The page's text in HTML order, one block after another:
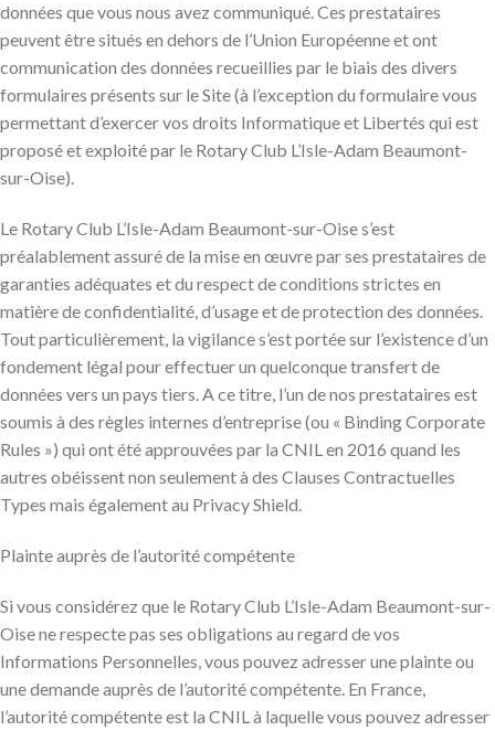
données que vous nous avez communiqué. Ces prestataires
peuvent être situés en dehors de l’Union Européenne et ont
communication des données recueillies par le biais des divers
formulaires présents sur le Site (à l’exception du formulaire vous
permettant d’exercer vos droits Informatique et Libertés qui est
proposé et exploité par le Rotary Club L’Isle-Adam Beaumont-
sur-Oise).
Le Rotary Club L’Isle-Adam Beaumont-sur-Oise s’est
préalablement assuré de la mise en œuvre par ses prestataires de
garanties adéquates et du respect de conditions strictes en
matière de confidentialité, d’usage et de protection des données.
Tout particulièrement, la vigilance s’est portée sur l’existence d’un
fondement légal pour effectuer un quelconque transfert de
données vers un pays tiers. A ce titre, l’un de nos prestataires est
soumis à des règles internes d’entreprise (ou « Binding Corporate
Rules ») qui ont été approuvées par la CNIL en 2016 quand les
autres obéissent non seulement à des Clauses Contractuelles
Types mais également au Privacy Shield.
Plainte auprès de l’autorité compétente
Si vous considérez que le Rotary Club L’Isle-Adam Beaumont-sur-
Oise ne respecte pas ses obligations au regard de vos
Informations Personnelles, vous pouvez adresser une plainte ou
une demande auprès de l’autorité compétente. En France,
l’autorité compétente est la CNIL à laquelle vous pouvez adresser